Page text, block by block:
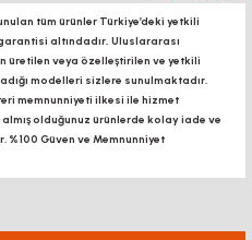
tüm ürünler Türkiye’deki yetkili
altındadır, Uluslararası
üretilen veya özelleştirilen ve yetkili
modelleri sizlere sunulmaktadır.
memnunniyeti ilkesi ile hizmet
olduğunuz ürünlerde kolay iade ve
%100 Güven ve Memnunniyet